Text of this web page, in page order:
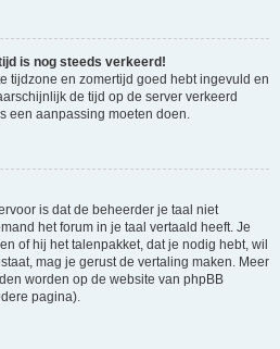
is nog steeds verkeerd!
tijdzone en zomertijd goed hebt ingevuld en
de tijd op de server verkeerd
een aanpassing moeten doen.
is dat de beheerder je taal niet
het forum in je taal vertaald heeft. Je
of hij het talenpakket, dat je nodig hebt, wil
mag je gerust de vertaling maken. Meer
worden op de website van phpBB
pagina).